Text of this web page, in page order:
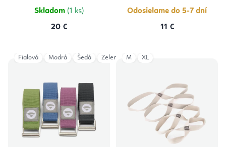
Skladom (1 ks)
20 €
Odosielame do 5-7 dní
11 €
Fialová Modrá Šedá Zelená M XL